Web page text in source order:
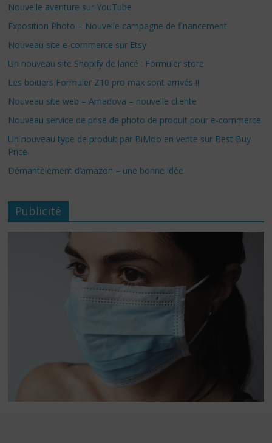
Nouvelle aventure sur YouTube
Exposition Photo – Nouvelle campagne de financement
Nouveau site e-commerce sur Etsy
Un nouveau site Shopify de lancé : Formuler store
Les boitiers Formuler Z10 pro max sont arrivés !!
Nouveau site web – Amadova – nouvelle cliente
Nouveau service de prise de photo de produit pour e-commerce
Un nouveau type de produit par BiMoo en vente sur Best Buy
Price
Démantèlement d’amazon – une bonne idée
Publicité